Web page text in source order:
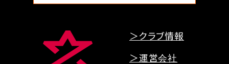
＞クラブ情報
＞運営会社